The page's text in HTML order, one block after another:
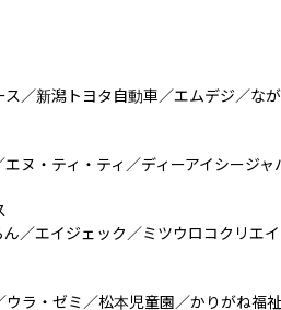
／新潟トヨタ自動車／エムデジ／な
ヌ・ティ・ティ／ディーアイシージ
／エイジェック／ミツウロコクリエ
ラ・ゼミ／松本児童園／かりがね福